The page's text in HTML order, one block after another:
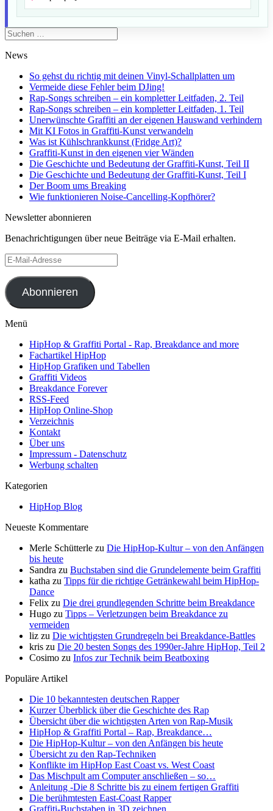
Suchen
nach:
News
So gehst du richtig mit deinen Vinyl-Schallplatten um
Vermeide diese Fehler beim DJing!
Rap-Songs schreiben – ein kompletter Leitfaden, 2. Teil
Rap-Songs schreiben – ein kompletter Leitfaden, 1. Teil
Unerwünschte Graffiti an der eigenen Hauswand verhindern
Mit KI Fotos in Graffiti-Kunst verwandeln
Was ist Kühlschrankkunst (Fridge Art)?
Graffiti-Kunst in den eigenen vier Wänden
Die Geschichte und Bedeutung der Graffiti-Kunst, Teil II
Die Geschichte und Bedeutung der Graffiti-Kunst, Teil I
Der Boom ums Breaking
Wie funktionieren Noise-Cancelling-Kopfhörer?
Newsletter abonnieren
Benachrichtigungen über neue Beiträge via E-Mail erhalten.
E-
Mail-
Adresse
Abonnieren
Menü
HipHop & Graffiti Portal - Rap, Breakdance and more
Fachartikel HipHop
HipHop Grafiken und Tabellen
Graffiti Videos
Breakdance Forever
RSS-Feed
HipHop Online-Shop
Verzeichnis
Kontakt
Über uns
Impressum - Datenschutz
Werbung schalten
Kategorien
HipHop Blog
Neueste Kommentare
Merle Schütterle zu Die HipHop-Kultur – von den Anfängen
bis heute
Sandra zu Buchstaben sind die Grundelemente beim Graffiti
katha zu Tipps für die richtige Getränkewahl beim HipHop-
Dance
Felix zu Die drei grundlegenden Schritte beim Breakdance
Hugo zu Tipps – Verletzungen beim Breakdance zu
vermeiden
liz zu Die wichtigsten Grundregeln bei Breakdance-Battles
kris zu Die 20 besten Songs des 1990er-Jahre HipHop, Teil 2
Cosimo zu Infos zur Technik beim Beatboxing
Populäre Artikel
Die 10 bekanntesten deutschen Rapper
Kurzer Überblick über die Geschichte des Rap
Übersicht über die wichtigsten Arten von Rap-Musik
HipHop & Graffiti Portal – Rap, Breakdance…
Die HipHop-Kultur – von den Anfängen bis heute
Übersicht zu den Rap-Techniken
Konflikte im HipHop East Coast vs. West Coast
Das Mischpult am Computer anschließen – so…
Anleitung -Die 8 Schritte bis zu einem fertigen Graffiti
Die berühmtesten East-Coast Rapper
Graffiti-Buchstaben in 3D zeichnen